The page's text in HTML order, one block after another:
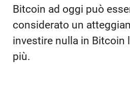
Bitcoin ad oggi può
considerato un
investire nulla in Bitcoin
più.